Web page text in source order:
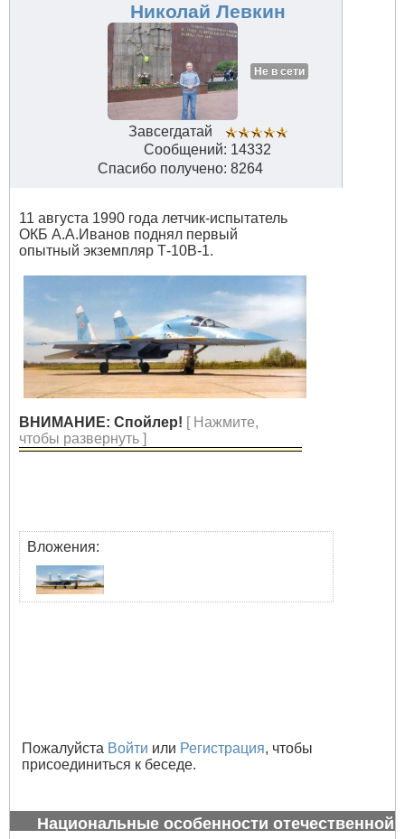
Николай Левкин
Не в сети
Завсегдатай
Сообщений: 14332
Спасибо получено: 8264
11 августа 1990 года летчик-испытатель
ОКБ А.А.Иванов поднял первый
опытный экземпляр Т-10В-1.
ВНИМАНИЕ: Спойлер! [ Нажмите,
чтобы развернуть ]
Вложения:
Пожалуйста Войти или Регистрация, чтобы
присоединиться к беседе.
Национальные особенности отечественной